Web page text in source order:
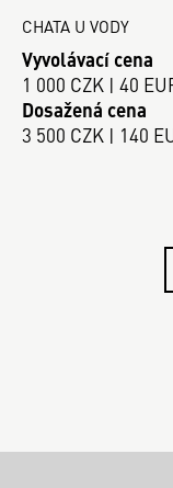
CHATA U VODY
Vyvolávací cena
1 000 CZK | 40
Dosažená cena
3 500 CZK | 140